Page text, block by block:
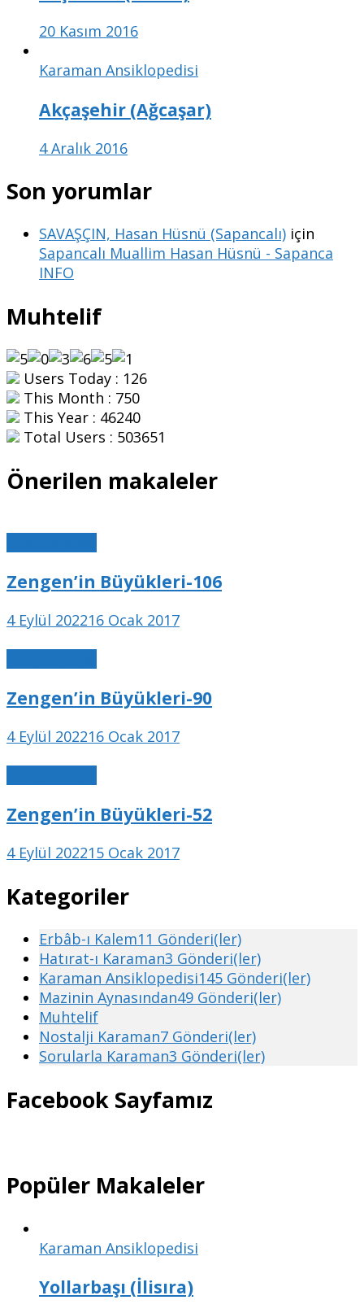
20 Kasım 2016
Karaman Ansiklopedisi
Akçaşehir (Ağcaşar)
4 Aralık 2016
Son yorumlar
SAVAŞÇIN, Hasan Hüsnü (Sapancalı) için
Sapancalı Muallim Hasan Hüsnü - Sapanca
INFO
Muhtelif
Users Today : 126
This Month : 750
This Year : 46240
Total Users : 503651
Önerilen makaleler
Zengen’in Büyükleri-106
4 Eylül 202216 Ocak 2017
Zengen’in Büyükleri-90
4 Eylül 202216 Ocak 2017
Zengen’in Büyükleri-52
4 Eylül 202215 Ocak 2017
Kategoriler
Erbâb-ı Kalem11 Gönderi(ler)
Hatırat-ı Karaman3 Gönderi(ler)
Karaman Ansiklopedisi145 Gönderi(ler)
Mazinin Aynasından49 Gönderi(ler)
Muhtelif
Nostalji Karaman7 Gönderi(ler)
Sorularla Karaman3 Gönderi(ler)
Facebook Sayfamız
Popüler Makaleler
Karaman Ansiklopedisi
Yollarbaşı (İlisıra)